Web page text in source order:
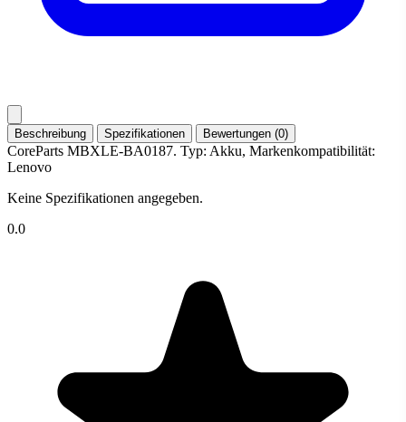
Beschreibung Spezifikationen Bewertungen (0)
CoreParts MBXLE-BA0187. Typ: Akku, Markenkompatibilität:
Lenovo
Keine Spezifikationen angegeben.
0.0